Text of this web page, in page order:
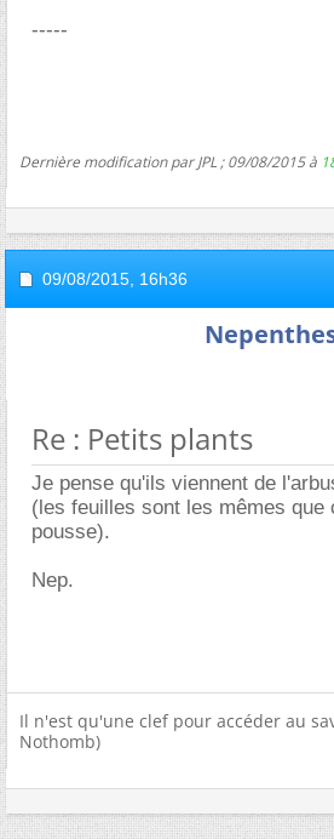
-----
Dernière modification par JPL ; 09/08/2015 à
09/08/2015, 16h36
Re : Petits plants
Je pense qu'ils viennent de
(les feuilles sont les mêmes que
pousse).
Nep.
Il n'est qu'une clef pour accéder au
Nothomb)